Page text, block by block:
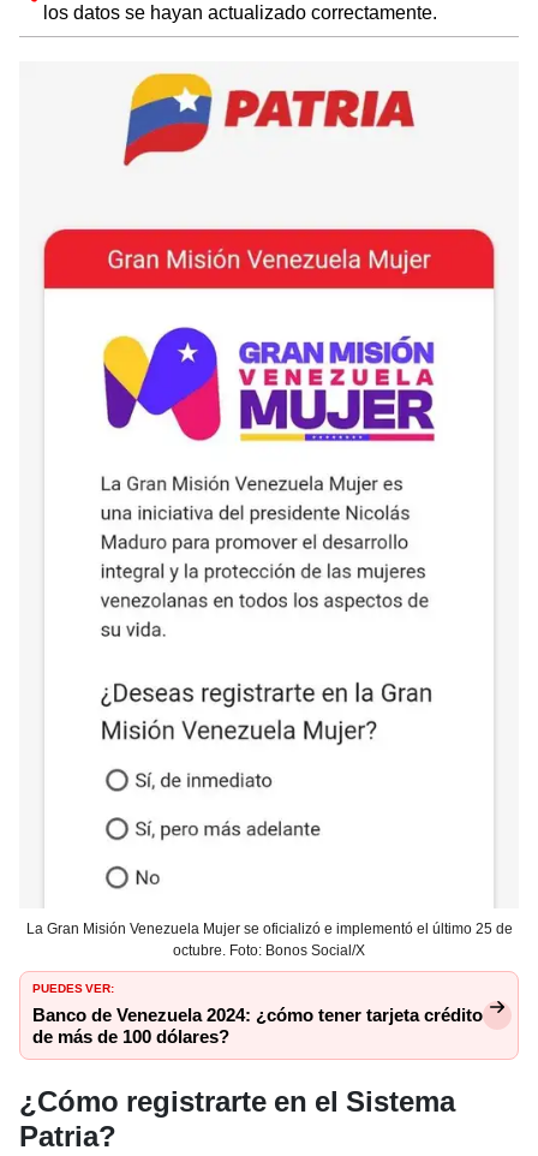
los datos se hayan actualizado correctamente.
La Gran Misión Venezuela Mujer se oficializó e implementó el último 25 de
octubre. Foto: Bonos Social/X
PUEDES VER:
Banco de Venezuela 2024: ¿cómo tener tarjeta crédito
de más de 100 dólares?
¿Cómo registrarte en el Sistema
Patria?